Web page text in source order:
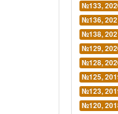
№133,
№136,
№138,
№129,
№128,
№125,
№123,
№120,